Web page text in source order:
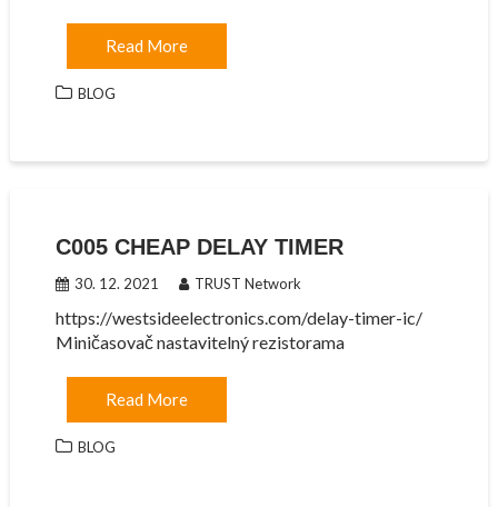
Read More
BLOG
C005 CHEAP DELAY TIMER
30. 12. 2021 TRUST Network
https://westsideelectronics.com/delay-timer-ic/
Miničasovač nastavitelný rezistorama
Read More
BLOG